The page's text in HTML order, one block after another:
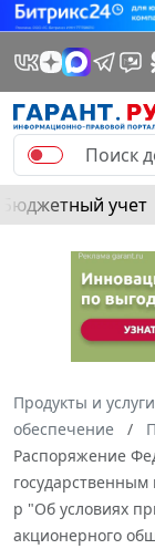
Бюджетный учет
Продукты и услуги
обеспечение
Распоряжение
государственным
р "Об условиях
акционерного